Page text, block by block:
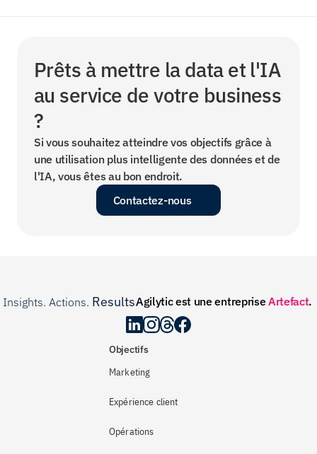
Prêts à mettre la data et l'IA
au service de votre business
?
Si vous souhaitez atteindre vos objectifs grâce à
une utilisation plus intelligente des données et de
l'IA, vous êtes au bon endroit.
Contactez-nous
Insights. Actions. Results.Agilytic est une entreprise Artefact.
Objectifs
Marketing
Expérience client
Opérations